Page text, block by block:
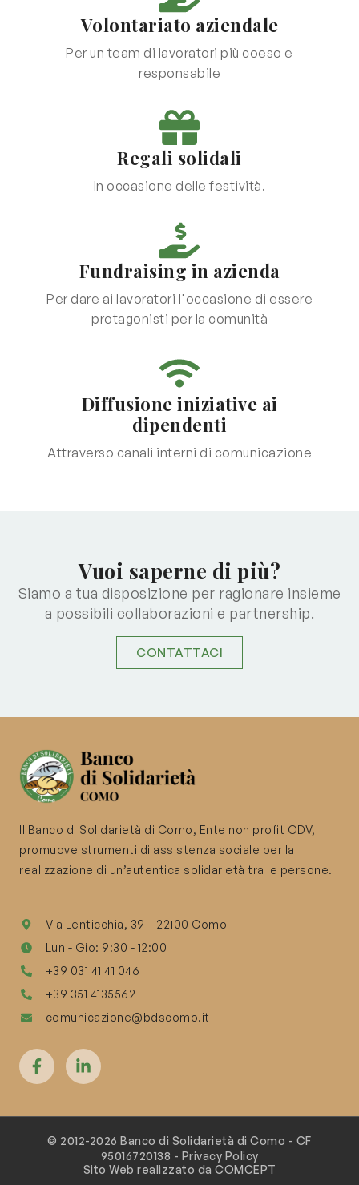
Volontariato aziendale
Per un team di lavoratori più coeso e
responsabile
Regali solidali
In occasione delle festività.
Fundraising in azienda
Per dare ai lavoratori l'occasione di essere
protagonisti per la comunità
Diffusione iniziative ai
dipendenti
Attraverso canali interni di comunicazione
Vuoi saperne di più?
Siamo a tua disposizione per ragionare insieme
a possibili collaborazioni e partnership.
CONTATTACI
Il Banco di Solidarietà di Como, Ente non profit ODV,
promuove strumenti di assistenza sociale per la
realizzazione di un’autentica solidarietà tra le persone.
Via Lenticchia, 39 – 22100 Como
Lun - Gio: 9:30 - 12:00
+39 031 41 41 046
+39 351 4135562
comunicazione@bdscomo.it
© 2012-2026 Banco di Solidarietà di Como - CF
95016720138 - Privacy Policy
Sito Web realizzato da COMCEPT